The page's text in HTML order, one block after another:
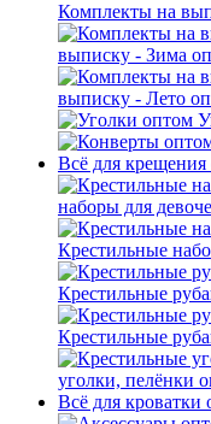
Комплекты на
выписку - Зима
выписку - Лето
Всё для
наборы для
Крестильные
Крестильные
Крестильные
уголки, пелёнки
Всё для кроватки